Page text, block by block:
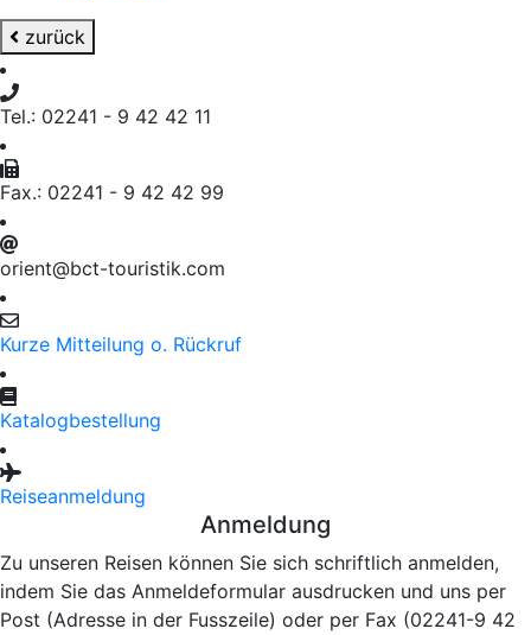
zurück
Tel.: 02241 - 9 42 42 11
Fax.: 02241 - 9 42 42 99
orient@bct-touristik.com
Kurze Mitteilung o. Rückruf
Katalogbestellung
Reiseanmeldung
Anmeldung
Zu unseren Reisen können Sie sich schriftlich anmelden,
indem Sie das Anmeldeformular ausdrucken und uns per
Post (Adresse in der Fusszeile) oder per Fax (02241-9 42